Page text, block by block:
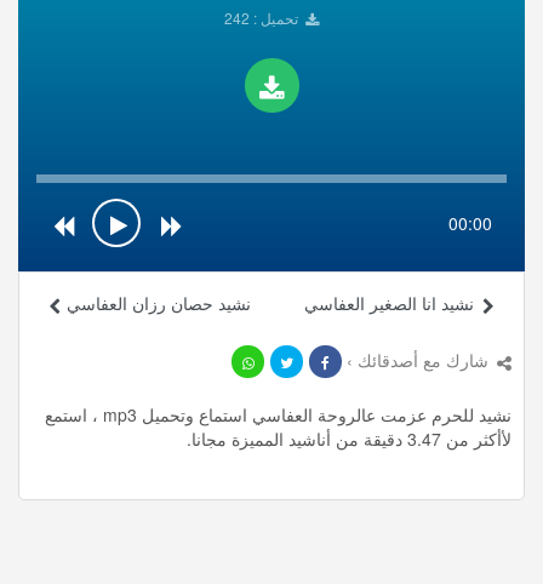
تحميل : 242
00:00
نشيد حصان رزان العفاسي نشيد انا الصغير العفاسي
شارك مع أصدقائك ›
نشيد للحرم عزمت عالروحة العفاسي استماع وتحميل mp3 ، استمع
لأأكثر من 3.47 دقيقة من أناشيد المميزة مجانا.